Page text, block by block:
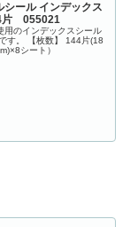
シール インデックス
片 055021
用のインデックスシール
す。 【枚数】 144片(18
シート）